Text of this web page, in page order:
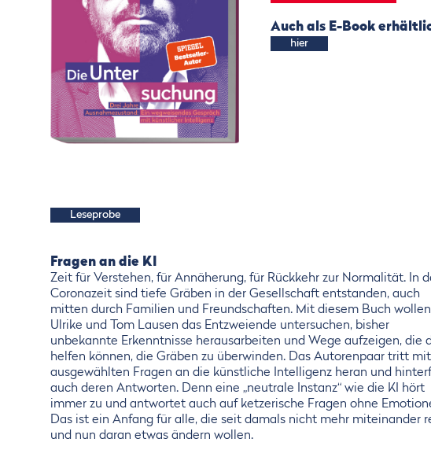
Auch als E-Book
hier
Leseprobe
Fragen an die KI
Zeit für Verstehen, für Annäherung, für Rückkehr zur Normalität. In
Coronazeit sind tiefe Gräben in der Gesellschaft entstanden, auch
mitten durch Familien und Freundschaften. Mit diesem Buch wollen
Ulrike und Tom Lausen das Entzweiende untersuchen, bisher
unbekannte Erkenntnisse herausarbeiten und Wege aufzeigen, die
helfen können, die Gräben zu überwinden. Das Autorenpaar tritt mit
ausgewählten Fragen an die künstliche Intelligenz heran und
auch deren Antworten. Denn eine „neutrale Instanz“ wie die KI hört
immer zu und antwortet auch auf ketzerische Fragen ohne
Das ist ein Anfang für alle, die seit damals nicht mehr miteinander
und nun daran etwas ändern wollen.